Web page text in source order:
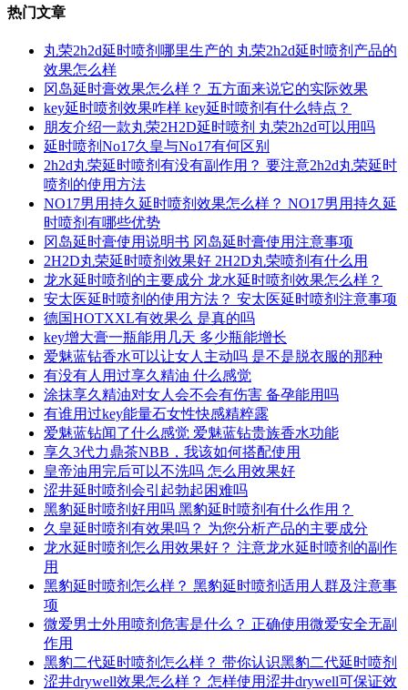
热门文章
丸荣2h2d延时喷剂哪里生产的 丸荣2h2d延时喷剂产品的
效果怎么样
冈岛延时膏效果怎么样？ 五方面来说它的实际效果
key延时喷剂效果咋样 key延时喷剂有什么特点？
朋友介绍一款丸荣2H2D延时喷剂 丸荣2h2d可以用吗
延时喷剂No17久皇与No17有何区别
2h2d丸荣延时喷剂有没有副作用？ 要注意2h2d丸荣延时
喷剂的使用方法
NO17男用持久延时喷剂效果怎么样？ NO17男用持久延
时喷剂有哪些优势
冈岛延时膏使用说明书 冈岛延时膏使用注意事项
2H2D丸荣延时喷剂效果好 2H2D丸荣喷剂有什么用
龙水延时喷剂的主要成分 龙水延时喷剂效果怎么样？
安太医延时喷剂的使用方法？ 安太医延时喷剂注意事项
德国HOTXXL有效果么 是真的吗
key增大膏一瓶能用几天 多少瓶能增长
爱魅蓝钻香水可以让女人主动吗 是不是脱衣服的那种
有没有人用过享久精油 什么感觉
涂抹享久精油对女人会不会有伤害 备孕能用吗
有谁用过key能量石女性快感精粹露
爱魅蓝钻闻了什么感觉 爱魅蓝钻贵族香水功能
享久3代力鼎茶NBB，我该如何搭配使用
皇帝油用完后可以不洗吗 怎么用效果好
涩井延时喷剂会引起勃起困难吗
黑豹延时喷剂好用吗 黑豹延时喷剂有什么作用？
久皇延时喷剂有效果吗？ 为您分析产品的主要成分
龙水延时喷剂怎么用效果好？ 注意龙水延时喷剂的副作
用
黑豹延时喷剂怎么样？ 黑豹延时喷剂适用人群及注意事
项
微爱男士外用喷剂危害是什么？ 正确使用微爱安全无副
作用
黑豹二代延时喷剂怎么样？ 带你认识黑豹二代延时喷剂
涩井drywell效果怎么样？ 怎样使用涩井drywell可保证效